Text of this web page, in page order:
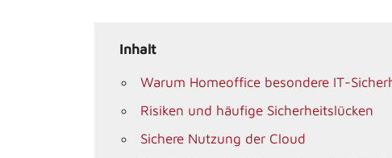
Inhalt
Warum Homeoffice besondere IT-
Risiken und häufige Sicherheitslücken
Sichere Nutzung der Cloud